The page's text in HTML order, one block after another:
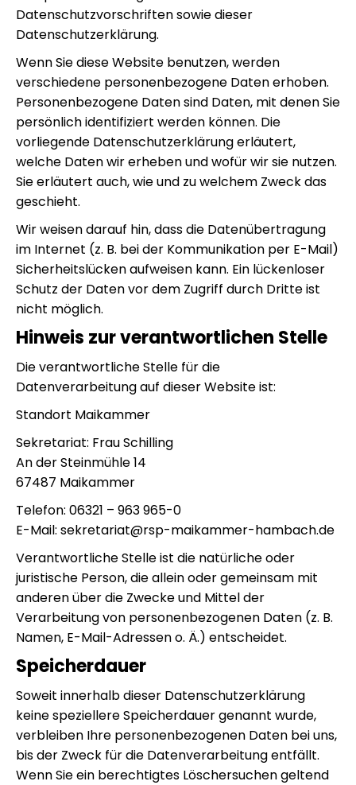
Datenschutzvorschriften sowie dieser
Datenschutzerklärung.
Wenn Sie diese Website benutzen, werden
verschiedene personenbezogene Daten erhoben.
Personenbezogene Daten sind Daten, mit denen Sie
persönlich identifiziert werden können. Die
vorliegende Datenschutzerklärung erläutert,
welche Daten wir erheben und wofür wir sie nutzen.
Sie erläutert auch, wie und zu welchem Zweck das
geschieht.
Wir weisen darauf hin, dass die Datenübertragung
im Internet (z. B. bei der Kommunikation per E-Mail)
Sicherheitslücken aufweisen kann. Ein lückenloser
Schutz der Daten vor dem Zugriff durch Dritte ist
nicht möglich.
Hinweis zur verantwortlichen Stelle
Die verantwortliche Stelle für die
Datenverarbeitung auf dieser Website ist:
Standort Maikammer
Sekretariat: Frau Schilling
An der Steinmühle 14
67487 Maikammer
Telefon: 06321 – 963 965-0
E-Mail: sekretariat@rsp-maikammer-hambach.de
Verantwortliche Stelle ist die natürliche oder
juristische Person, die allein oder gemeinsam mit
anderen über die Zwecke und Mittel der
Verarbeitung von personenbezogenen Daten (z. B.
Namen, E-Mail-Adressen o. Ä.) entscheidet.
Speicherdauer
Soweit innerhalb dieser Datenschutzerklärung
keine speziellere Speicherdauer genannt wurde,
verbleiben Ihre personenbezogenen Daten bei uns,
bis der Zweck für die Datenverarbeitung entfällt.
Wenn Sie ein berechtigtes Löschersuchen geltend